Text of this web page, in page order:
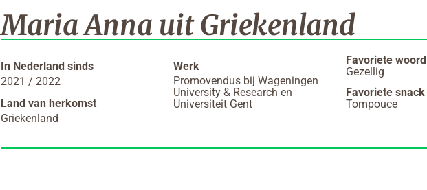
Maria Anna uit Griekenland
In Nederland sinds
2021 / 2022
Land van herkomst
Griekenland
Werk
Promovendus bij Wageningen
University & Research en
Universiteit Gent
Favoriete woord
Gezellig
Favoriete snack
Tompouce